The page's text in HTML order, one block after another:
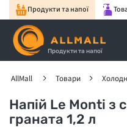
Продукти та напої
Продукти та напої
AllMall Товари
Напій Le Monti з
граната 1,2 л